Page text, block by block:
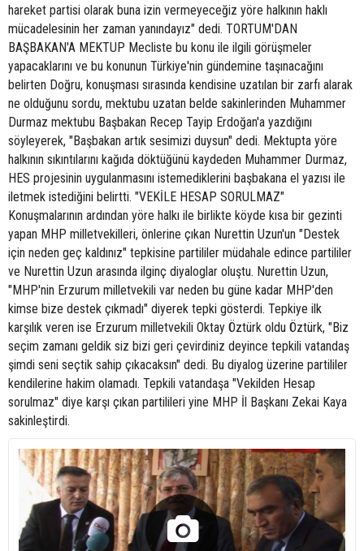
hareket partisi olarak buna izin vermeyeceğiz yöre halkının haklı
mücadelesinin her zaman yanındayız" dedi. TORTUM'DAN
BAŞBAKAN'A MEKTUP Mecliste bu konu ile ilgili görüşmeler
yapacaklarını ve bu konunun Türkiye'nin gündemine taşınacağını
belirten Doğru, konuşması sırasında kendisine uzatılan bir zarfı alarak
ne olduğunu sordu, mektubu uzatan belde sakinlerinden Muhammer
Durmaz mektubu Başbakan Recep Tayip Erdoğan'a yazdığını
söyleyerek, "Başbakan artık sesimizi duysun" dedi. Mektupta yöre
halkının sıkıntılarını kağıda döktüğünü kaydeden Muhammer Durmaz,
HES projesinin uygulanmasını istemediklerini başbakana el yazısı ile
iletmek istediğini belirtti. "VEKİLE HESAP SORULMAZ"
Konuşmalarının ardından yöre halkı ile birlikte köyde kısa bir gezinti
yapan MHP milletvekilleri, önlerine çıkan Nurettin Uzun'un "Destek
için neden geç kaldınız" tepkisine partililer müdahale edince partililer
ve Nurettin Uzun arasında ilginç diyaloglar oluştu. Nurettin Uzun,
"MHP'nin Erzurum milletvekili var neden bu güne kadar MHP'den
kimse bize destek çıkmadı" diyerek tepki gösterdi. Tepkiye ilk
karşılık veren ise Erzurum milletvekili Oktay Öztürk oldu Öztürk, "Biz
seçim zamanı geldik siz bizi geri çevirdiniz deyince tepkili vatandaş
şimdi seni seçtik sahip çıkacaksın" dedi. Bu diyalog üzerine partililer
kendilerine hakim olamadı. Tepkili vatandaşa "Vekilden Hesap
sorulmaz" diye karşı çıkan partilileri yine MHP İl Başkanı Zekai Kaya
sakinleştirdi.